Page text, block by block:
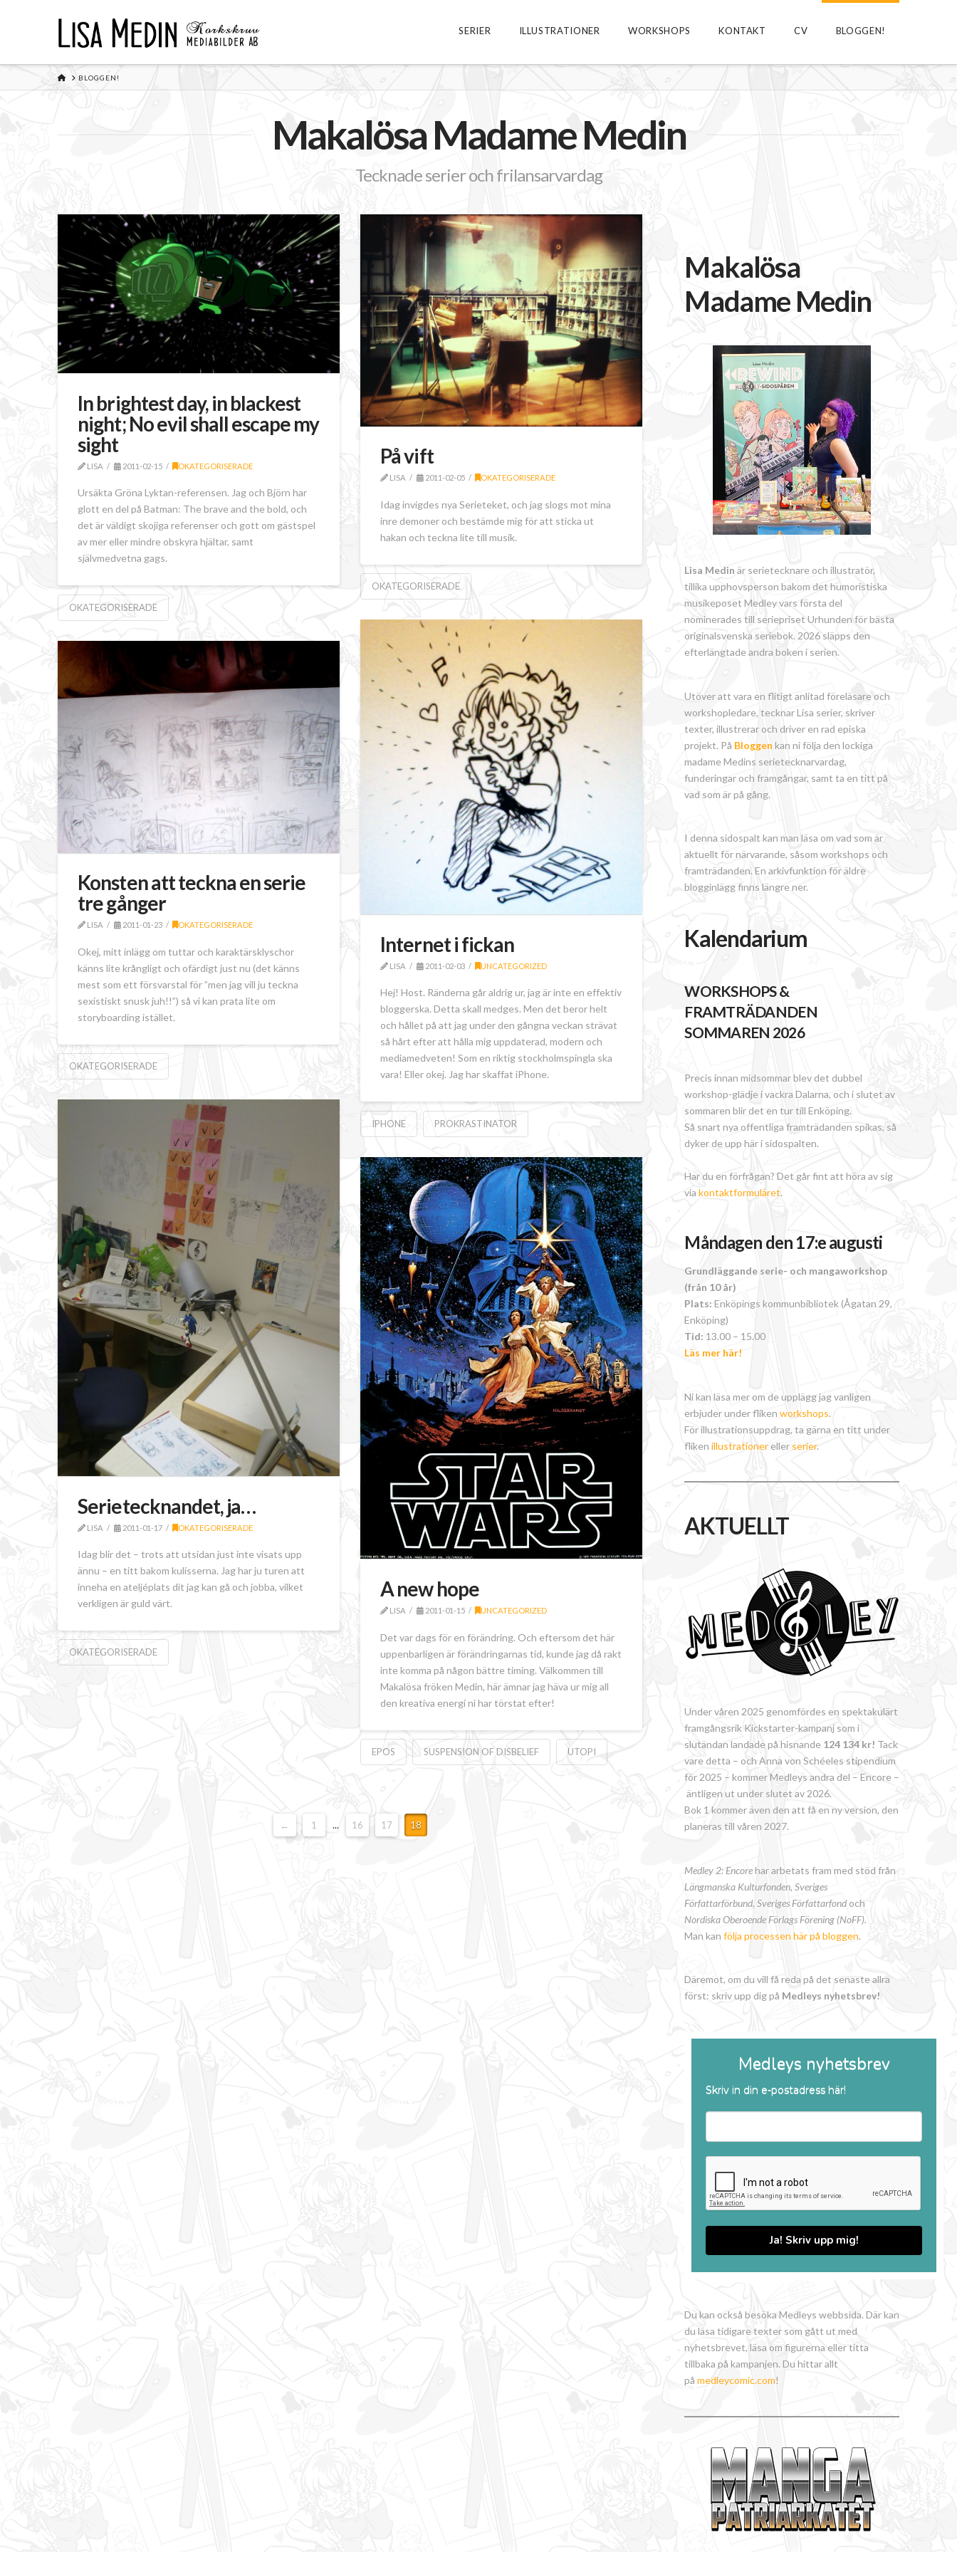
SERIER ILLUSTRATIONER WORKSHOPS KONTAKT CV BLOGGEN!
HOMEBLOGGEN!
Makalösa Madame Medin
Tecknade serier och frilansarvardag
In brightest day, in blackest
night; No evil shall escape my
sight
LISA 2011-02-15 OKATEGORISERADE
Ursäkta Gröna Lyktan-referensen. Jag och Björn har
glott en del på Batman: The brave and the bold, och
det är väldigt skojiga referenser och gott om gästspel
av mer eller mindre obskyra hjältar, samt
självmedvetna gags.
OKATEGORISERADE
På vift
LISA 2011-02-05 OKATEGORISERADE
Idag invigdes nya Serieteket, och jag slogs mot mina
inre demoner och bestämde mig för att sticka ut
hakan och teckna lite till musik.
OKATEGORISERADE
Internet i fickan
LISA 2011-02-03 UNCATEGORIZED
Hej! Host. Ränderna går aldrig ur, jag är inte en effektiv
bloggerska. Detta skall medges. Men det beror helt
och hållet på att jag under den gångna veckan strävat
så hårt efter att hålla mig uppdaterad, modern och
mediamedveten! Som en riktig stockholmspingla ska
vara! Eller okej. Jag har skaffat iPhone.
IPHONE PROKRASTINATOR
Konsten att teckna en serie
tre gånger
LISA 2011-01-23 OKATEGORISERADE
Okej, mitt inlägg om tuttar och karaktärsklyschor
känns lite krångligt och ofärdigt just nu (det känns
mest som ett försvarstal för ”men jag vill ju teckna
sexistiskt snusk juh!!”) så vi kan prata lite om
storyboarding istället.
OKATEGORISERADE
Serietecknandet, ja…
LISA 2011-01-17 OKATEGORISERADE
Idag blir det – trots att utsidan just inte visats upp
ännu – en titt bakom kulisserna. Jag har ju turen att
inneha en ateljéplats dit jag kan gå och jobba, vilket
verkligen är guld värt.
OKATEGORISERADE
A new hope
LISA 2011-01-15 UNCATEGORIZED
Det var dags för en förändring. Och eftersom det här
uppenbarligen är förändringarnas tid, kunde jag då rakt
inte komma på någon bättre timing. Välkommen till
Makalösa fröken Medin, här ämnar jag häva ur mig all
den kreativa energi ni har törstat efter!
EPOS SUSPENSION OF DISBELIEF UTOPI
← 1 ... 16 17 18
Makalösa
Madame Medin
Lisa Medin är serietecknare och illustratör,
tillika upphovsperson bakom det humoristiska
musikeposet Medley vars första del
nominerades till seriepriset Urhunden för bästa
originalsvenska seriebok. 2026 släpps den
efterlängtade andra boken i serien.
Utöver att vara en flitigt anlitad föreläsare och
workshopledare, tecknar Lisa serier, skriver
texter, illustrerar och driver en rad episka
projekt. På Bloggen kan ni följa den lockiga
madame Medins serietecknarvardag,
funderingar och framgångar, samt ta en titt på
vad som är på gång.
I denna sidospalt kan man läsa om vad som är
aktuellt för närvarande, såsom workshops och
framträdanden. En arkivfunktion för äldre
blogginlägg finns längre ner.
Kalendarium
WORKSHOPS &
FRAMTRÄDANDEN
SOMMAREN 2026
Precis innan midsommar blev det dubbel
workshop-glädje i vackra Dalarna, och i slutet av
sommaren blir det en tur till Enköping.
Så snart nya offentliga framträdanden spikas, så
dyker de upp här i sidospalten.
Har du en förfrågan? Det går fint att höra av sig
viakontaktformuläret.
Måndagen den 17:e augusti
Grundläggande serie- och mangaworkshop
(från 10 år)
Plats: Enköpings kommunbibliotek (Ågatan 29,
Enköping)
Tid: 13.00 – 15.00
Läs mer här!
Ni kan läsa mer om de upplägg jag vanligen
erbjuder under flikenworkshops.
För illustrationsuppdrag, ta gärna en titt under
flikenillustrationer eller serier.
AKTUELLT
Under våren 2025 genomfördes en spektakulärt
framgångsrik Kickstarter-kampanj som i
slutändan landade på hisnande 124 134 kr! Tack
vare detta – och Anna von Schéeles stipendium
för 2025 – kommer Medleys andra del – Encore –
äntligen ut under slutet av 2026.
Bok 1 kommer även den att få en ny version, den
planeras till våren 2027.
Medley 2: Encorehar arbetats fram med stöd från
Längmanska Kulturfonden, Sveriges
Författarförbund,Sveriges Författarfond och
Nordiska Oberoende Förlags Förening (NoFF).
Man kanfölja processen här på bloggen.
Däremot, om du vill få reda på det senaste allra
först: skriv upp dig på Medleys nyhetsbrev!
Medleys nyhetsbrev
Skriv in din e-postadress här!
Ja! Skriv upp mig!
Du kan också besöka Medleys webbsida. Där kan
du läsa tidigare texter som gått ut med
nyhetsbrevet, läsa om figurerna eller titta
tillbaka på kampanjen. Du hittar allt
påmedleycomic.com!